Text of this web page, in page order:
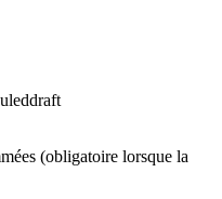
draft
(obligatoire lorsque la